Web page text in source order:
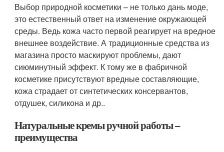
Выбор природной косметики – не только дань моде,
это естественный ответ на изменение окружающей
среды. Ведь кожа часто первой реагирует на вредное
внешнее воздействие. А традиционные средства из
магазина просто маскируют проблемы, дают
сиюминутный эффект. К тому же в фабричной
косметике присутствуют вредные составляющие,
кожа страдает от синтетических консервантов,
отдушек, силикона и др..
Натуральные кремы ручной работы –
преимущества